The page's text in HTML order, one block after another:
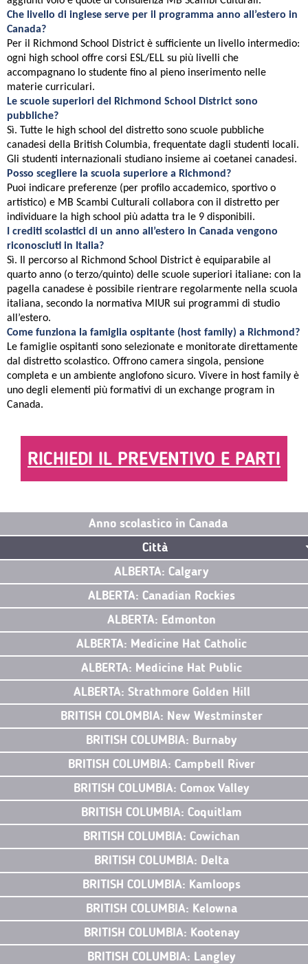
Che livello di inglese serve per il programma anno all’estero in
Canada?
Per il Richmond School District è sufficiente un livello intermedio:
ogni high school offre corsi ESL/ELL su più livelli che
accompagnano lo studente fino al pieno inserimento nelle
materie curriculari.
Le scuole superiori del Richmond School District sono
pubbliche?
Sì. Tutte le high school del distretto sono scuole pubbliche
canadesi della British Columbia, frequentate dagli studenti locali.
Gli studenti internazionali studiano insieme ai coetanei canadesi.
Posso scegliere la scuola superiore a Richmond?
Puoi indicare preferenze (per profilo accademico, sportivo o
artistico) e MB Scambi Culturali collabora con il distretto per
individuare la high school più adatta tra le 9 disponibili.
I crediti scolastici di un anno all’estero in Canada vengono
riconosciuti in Italia?
Sì. Il percorso al Richmond School District è equiparabile al
quarto anno (o terzo/quinto) delle scuole superiori italiane: con la
pagella canadese è possibile rientrare regolarmente nella scuola
italiana, secondo la normativa MIUR sui programmi di studio
all’estero.
Come funziona la famiglia ospitante (host family) a Richmond?
Le famiglie ospitanti sono selezionate e monitorate direttamente
dal distretto scolastico. Offrono camera singola, pensione
completa e un ambiente anglofono sicuro. Vivere in host family è
uno degli elementi più formativi di un exchange program in
Canada.
RICHIEDI IL PREVENTIVO E PARTI
Anno scolastico in Canada
Città
ALBERTA: Calgary
ALBERTA: Canadian Rockies
ALBERTA: Edmonton
ALBERTA: Medicine Hat Catholic
ALBERTA: Medicine Hat Public
ALBERTA: Strathmore Golden Hill
BRITISH COLOMBIA: New Westminster
BRITISH COLUMBIA: Burnaby
BRITISH COLUMBIA: Campbell River
BRITISH COLUMBIA: Comox Valley
BRITISH COLUMBIA: Coquitlam
BRITISH COLUMBIA: Cowichan
BRITISH COLUMBIA: Delta
BRITISH COLUMBIA: Kamloops
BRITISH COLUMBIA: Kelowna
BRITISH COLUMBIA: Kootenay
BRITISH COLUMBIA: Langley